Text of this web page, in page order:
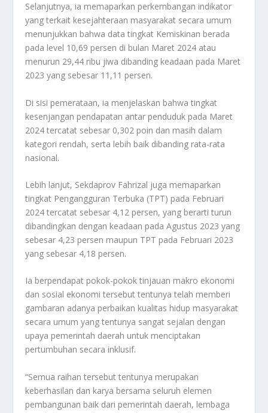
Selanjutnya, ia memaparkan perkembangan indikator
yang terkait kesejahteraan masyarakat secara umum
menunjukkan bahwa data tingkat Kemiskinan berada
pada level 10,69 persen di bulan Maret 2024 atau
menurun 29,44 ribu jiwa dibanding keadaan pada Maret
2023 yang sebesar 11,11 persen.
Di sisi pemerataan, ia menjelaskan bahwa tingkat
kesenjangan pendapatan antar penduduk pada Maret
2024 tercatat sebesar 0,302 poin dan masih dalam
kategori rendah, serta lebih baik dibanding rata-rata
nasional.
Lebih lanjut, Sekdaprov Fahrizal juga memaparkan
tingkat Pengangguran Terbuka (TPT) pada Februari
2024 tercatat sebesar 4,12 persen, yang berarti turun
dibandingkan dengan keadaan pada Agustus 2023 yang
sebesar 4,23 persen maupun TPT pada Februari 2023
yang sebesar 4,18 persen.
Ia berpendapat pokok-pokok tinjauan makro ekonomi
dan sosial ekonomi tersebut tentunya telah memberi
gambaran adanya perbaikan kualitas hidup masyarakat
secara umum yang tentunya sangat sejalan dengan
upaya pemerintah daerah untuk menciptakan
pertumbuhan secara inklusif.
“Semua raihan tersebut tentunya merupakan
keberhasilan dan karya bersama seluruh elemen
pembangunan baik dari pemerintah daerah, lembaga